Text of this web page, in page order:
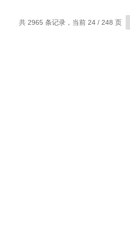
共 2965 条记录，当前 24 / 248 页